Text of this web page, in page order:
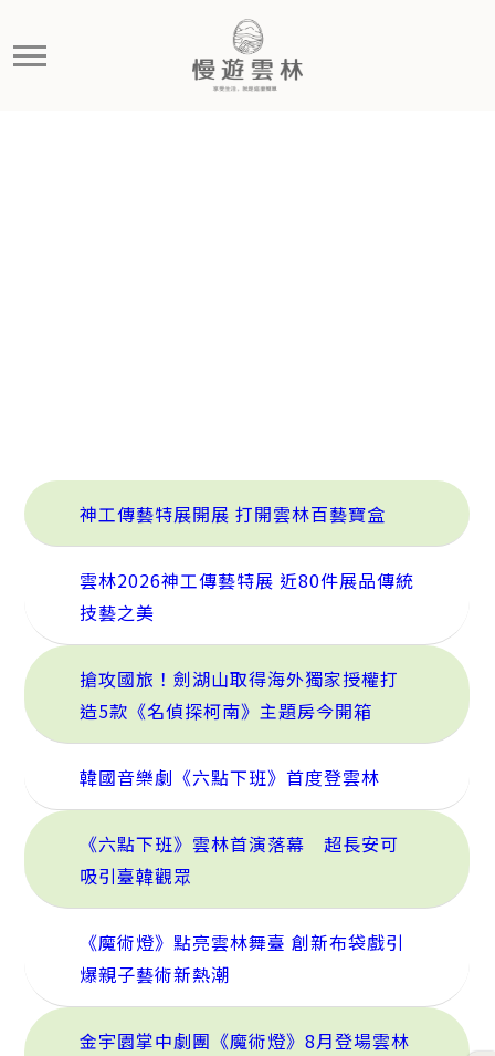
神工傳藝特展開展 打開雲林百
神工傳藝特展開展 打開雲林百藝寶盒
雲林2026神工傳藝特展 近80件展品傳統
技藝之美
搶攻國旅！劍湖山取得海外獨家授權打
造5款《名偵探柯南》主題房今開箱
韓國音樂劇《六點下班》首度登雲林
《六點下班》雲林首演落幕 超長安可
吸引臺韓觀眾
《魔術燈》點亮雲林舞臺 創新布袋戲引
爆親子藝術新熱潮
金宇園掌中劇團《魔術燈》8月登場雲林